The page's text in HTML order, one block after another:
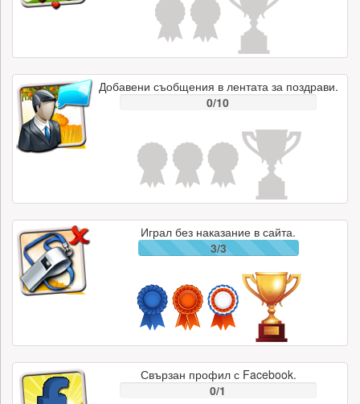
Добавени съобщения в лентата за поздрави.
0/10
Играл без наказание в сайта.
3/3
Свързан профил с Facebook.
0/1